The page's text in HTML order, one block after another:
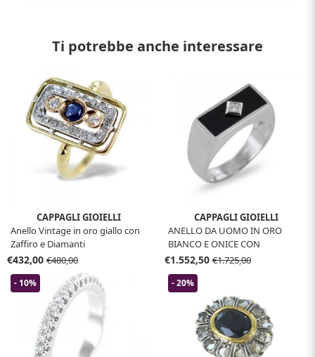
Ti potrebbe anche interessare
CAPPAGLI GIOIELLI
Anello Vintage in oro giallo con
Zaffiro e Diamanti
€432,00 €480,00
CAPPAGLI GIOIELLI
ANELLO DA UOMO IN ORO
BIANCO E ONICE CON
DIAMANTE
€1.552,50 €1.725,00
- 10% - 20%